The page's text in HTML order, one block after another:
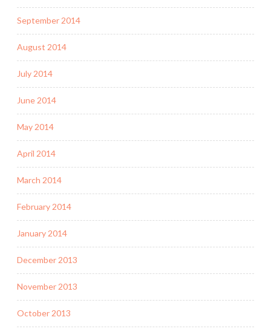
September 2014
August 2014
July 2014
June 2014
May 2014
April 2014
March 2014
February 2014
January 2014
December 2013
November 2013
October 2013